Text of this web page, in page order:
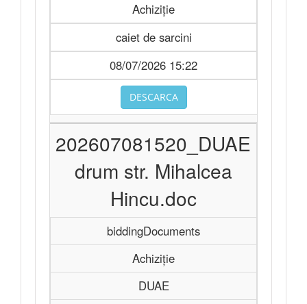
Achiziție
caiet de sarcini
08/07/2026 15:22
DESCARCA
202607081520_DUAE
drum str. Mihalcea
Hincu.doc
biddingDocuments
Achiziție
DUAE